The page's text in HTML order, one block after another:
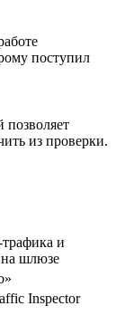
поступил
позволяет
из проверки.
и
на шлюзе
Inspector